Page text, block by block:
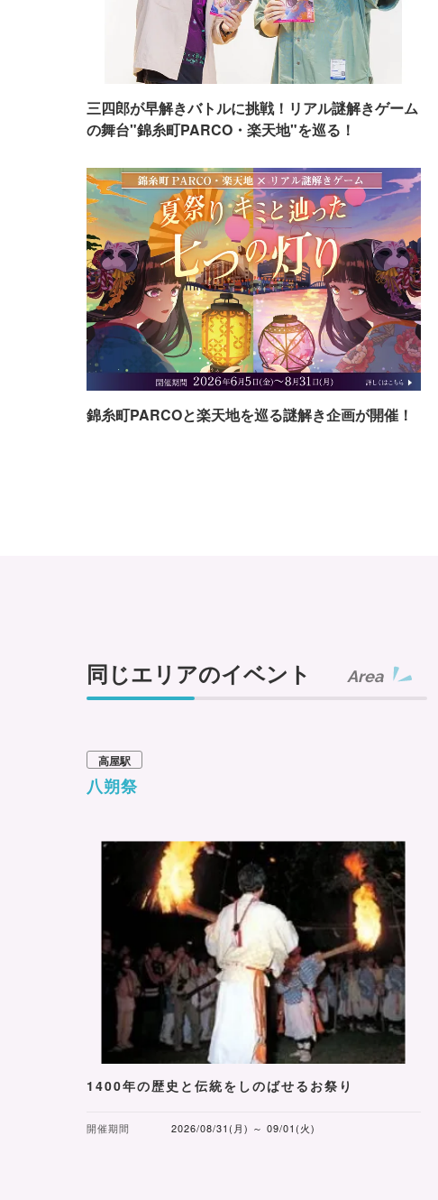
三四郎が早解きバトルに挑戦！リアル謎解きゲーム
の舞台"錦糸町PARCO・楽天地"を巡る！
錦糸町PARCOと楽天地を巡る謎解き企画が開催！
同じエリアのイベント Area
高屋駅
八朔祭
1400年の歴史と伝統をしのばせるお祭り
開催期間 2026/08/31(月) ～ 09/01(火)